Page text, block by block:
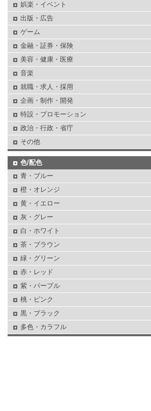
娯楽・イベント
出版・広告
ゲーム
金融・証券・保険
美容・健康・医療
音楽
就職・求人・採用
企画・制作・開発
特設・プロモーション
政治・行政・省庁
その他
色/配色
青・ブルー
橙・オレンジ
黄・イエロー
灰・グレー
白・ホワイト
茶・ブラウン
緑・グリーン
赤・レッド
紫・パープル
桃・ピンク
黒・ブラック
多色・カラフル